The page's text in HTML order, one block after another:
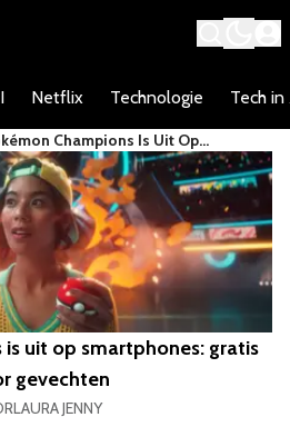
Netflix Technologie Tech in
Champions Is Uit Op
Gratis Multiplayergame
Gevechten
uit op smartphones: gratis
gevechten
LAURA JENNY